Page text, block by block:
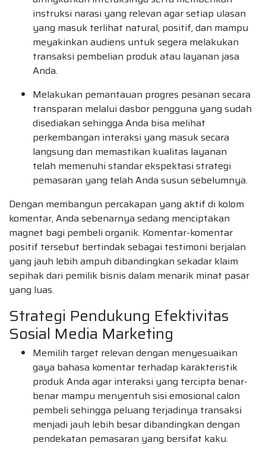
instruksi narasi yang relevan agar setiap ulasan
yang masuk terlihat natural, positif, dan mampu
meyakinkan audiens untuk segera melakukan
transaksi pembelian produk atau layanan jasa
Anda.
Melakukan pemantauan progres pesanan secara
transparan melalui dasbor pengguna yang sudah
disediakan sehingga Anda bisa melihat
perkembangan interaksi yang masuk secara
langsung dan memastikan kualitas layanan
telah memenuhi standar ekspektasi strategi
pemasaran yang telah Anda susun sebelumnya.
Dengan membangun percakapan yang aktif di kolom
komentar, Anda sebenarnya sedang menciptakan
magnet bagi pembeli organik. Komentar-komentar
positif tersebut bertindak sebagai testimoni berjalan
yang jauh lebih ampuh dibandingkan sekadar klaim
sepihak dari pemilik bisnis dalam menarik minat pasar
yang luas.
Strategi Pendukung Efektivitas
Sosial Media Marketing
Memilih target relevan dengan menyesuaikan
gaya bahasa komentar terhadap karakteristik
produk Anda agar interaksi yang tercipta benar-
benar mampu menyentuh sisi emosional calon
pembeli sehingga peluang terjadinya transaksi
menjadi jauh lebih besar dibandingkan dengan
pendekatan pemasaran yang bersifat kaku.